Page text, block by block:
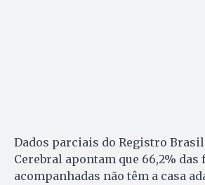
Dados parciais do Registro
Cerebral apontam que 66,2%
acompanhadas não têm a casa